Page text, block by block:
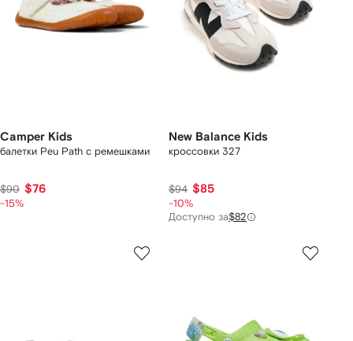
Camper Kids
балетки Peu Path с ремешками
$90 $76
-15%
New Balance Kids
кроссовки 327
$94 $85
-10%
Доступно за$82